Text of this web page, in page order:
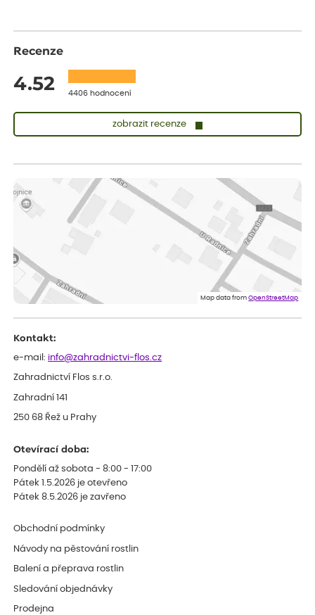
Recenze
4.52 4406 hodnocení
zobrazit recenze
Měla jsem pouze 1objednavku a zatím jsem spokojená se
sazenicemi
Miroslava
Rostliny byly v pořádku, dobře zabalené, celková spokojenost.
Doporučuji :). Spokojenost, stromky v pěkném stavu. Jediné, co
my chybělo, bylo komunikování nedostupného zboží před
Map data fromOpenStreetMap
Kontakt:
e-mail: info@zahradnictvi-flos.cz
Zahradnictví Flos s.r.o.
Zahradní 141
250 68 Řež u Prahy
Otevírací doba:
Pondělí až sobota - 8:00 - 17:00
Pátek 1.5.2026 je otevřeno
Pátek 8.5.2026 je zavřeno
Obchodní podmínky
Návody na pěstování rostlin
Balení a přeprava rostlin
Sledování objednávky
Prodejna